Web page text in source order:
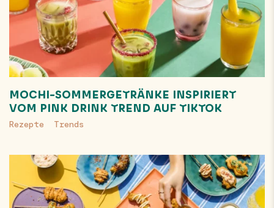
MOCHI-SOMMERGETRÄNKE INSPIRIERT
VOM PINK DRINK TREND AUF TIKTOK
Rezepte Trends